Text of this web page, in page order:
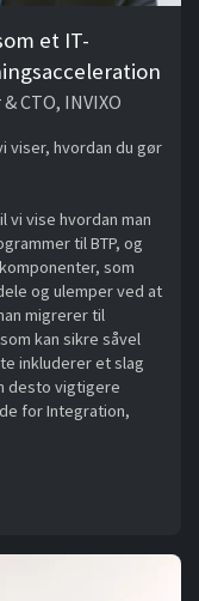
et IT-
CTO, INVIXO
viser, hvordan du gør
vi vise hvordan man
til BTP, og
som
og ulemper ved at
migrerer til
kan sikre såvel
inkluderer et slag
desto vigtigere
for Integration,